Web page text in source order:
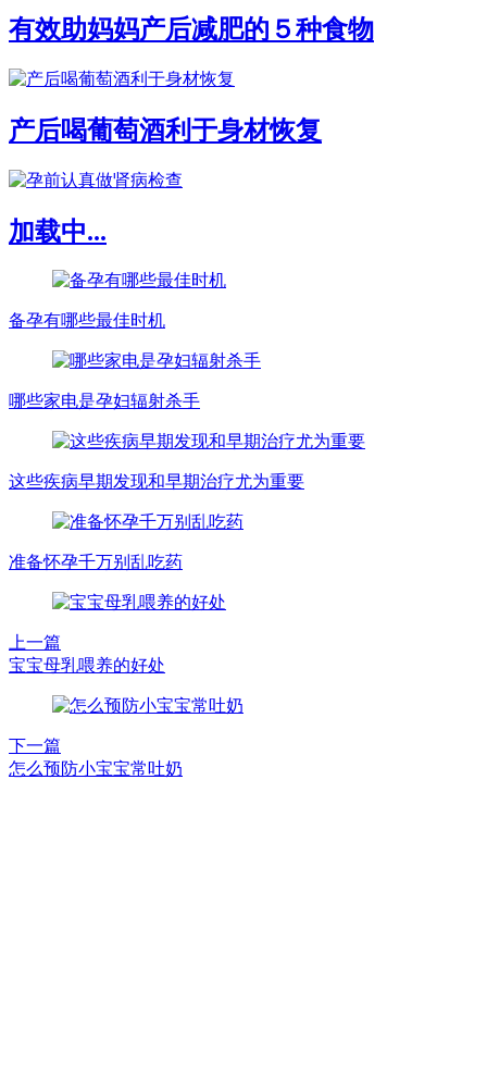
有效助妈妈产后减肥的５种食物
产后喝葡萄酒利于身材恢复
加载中...
备孕有哪些最佳时机
哪些家电是孕妇辐射杀手
这些疾病早期发现和早期治疗尤为重要
准备怀孕千万别乱吃药
上一篇
宝宝母乳喂养的好处
下一篇
怎么预防小宝宝常吐奶